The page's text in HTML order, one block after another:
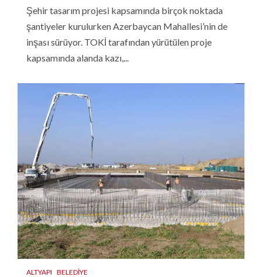
Şehir tasarım projesi kapsamında birçok noktada
şantiyeler kurulurken Azerbaycan Mahallesi’nin de
inşası sürüyor. TOKİ tarafından yürütülen proje
kapsamında alanda kazı,...
ALTYAPI BELEDIYE